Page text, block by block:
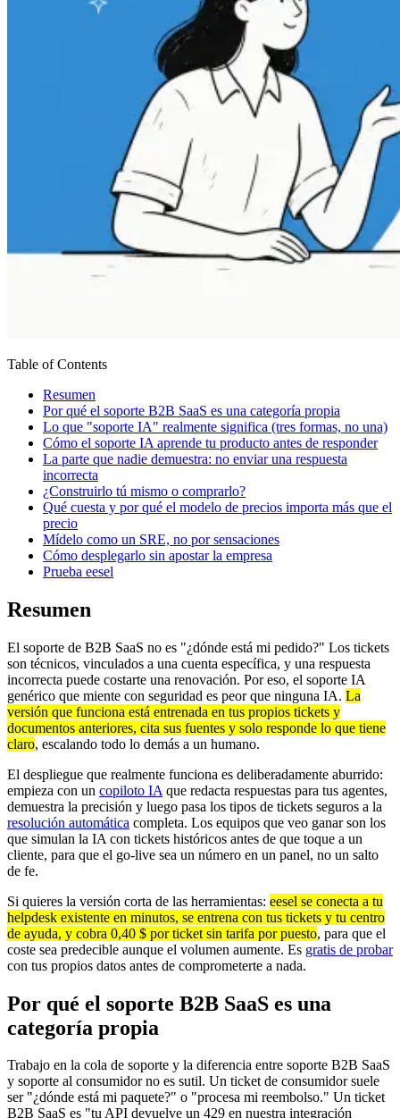
Table of Contents
Resumen
Por qué el soporte B2B SaaS es una categoría propia
Lo que "soporte IA" realmente significa (tres formas, no una)
Cómo el soporte IA aprende tu producto antes de responder
La parte que nadie demuestra: no enviar una respuesta
incorrecta
¿Construirlo tú mismo o comprarlo?
Qué cuesta y por qué el modelo de precios importa más que el
precio
Mídelo como un SRE, no por sensaciones
Cómo desplegarlo sin apostar la empresa
Prueba eesel
Resumen
El soporte de B2B SaaS no es "¿dónde está mi pedido?" Los tickets
son técnicos, vinculados a una cuenta específica, y una respuesta
incorrecta puede costarte una renovación. Por eso, el soporte IA
genérico que miente con seguridad es peor que ninguna IA. La
versión que funciona está entrenada en tus propios tickets y
documentos anteriores, cita sus fuentes y solo responde lo que tiene
claro, escalando todo lo demás a un humano.
El despliegue que realmente funciona es deliberadamente aburrido:
empieza con un copiloto IA que redacta respuestas para tus agentes,
demuestra la precisión y luego pasa los tipos de tickets seguros a la
resolución automática completa. Los equipos que veo ganar son los
que simulan la IA con tickets históricos antes de que toque a un
cliente, para que el go-live sea un número en un panel, no un salto
de fe.
Si quieres la versión corta de las herramientas: eesel se conecta a tu
helpdesk existente en minutos, se entrena con tus tickets y tu centro
de ayuda, y cobra 0,40 $ por ticket sin tarifa por puesto, para que el
coste sea predecible aunque el volumen aumente. Es gratis de probar
con tus propios datos antes de comprometerte a nada.
Por qué el soporte B2B SaaS es una
categoría propia
Trabajo en la cola de soporte y la diferencia entre soporte B2B SaaS
y soporte al consumidor no es sutil. Un ticket de consumidor suele
ser "¿dónde está mi paquete?" o "procesa mi reembolso." Un ticket
B2B SaaS es "tu API devuelve un 429 en nuestra integración